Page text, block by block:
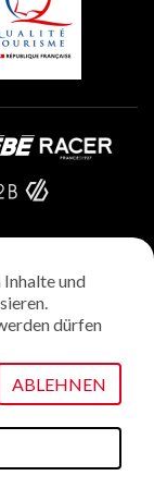
und
dürfen
ABLEHNEN